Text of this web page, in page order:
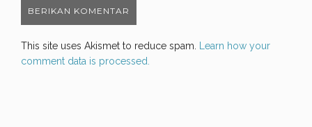
This site uses Akismet to reduce spam.
Learn how your
comment data is processed.